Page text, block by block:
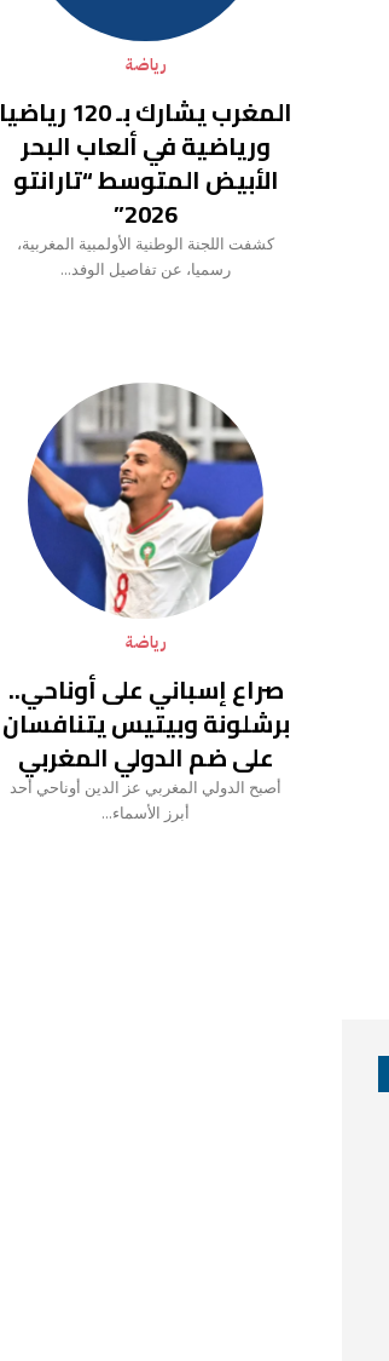
رياضة
المغرب يشارك بـ 120 رياضيا
ورياضية في ألعاب البحر
الأبيض المتوسط “تارانتو
2026”
كشفت اللجنة الوطنية الأولمبية المغربية،
رسميا، عن تفاصيل الوفد...
رياضة
صراع إسباني على أوناحي..
برشلونة وبيتيس يتنافسان
على ضم الدولي المغربي
أصبح الدولي المغربي عز الدين أوناحي أحد
أبرز الأسماء...